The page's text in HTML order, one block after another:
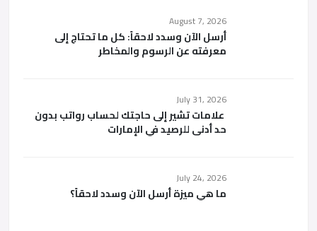
August 7, 2026
أرسل الآن وسدد لاحقاً: كل ما تحتاج إلى
معرفته عن الرسوم والمخاطر
July 31, 2026
علامات تشير إلى حاجتك لحساب رواتب بدون
حد أدنى للرصيد في الإمارات
July 24, 2026
ما هي ميزة أرسل الآن وسدد لاحقاً؟